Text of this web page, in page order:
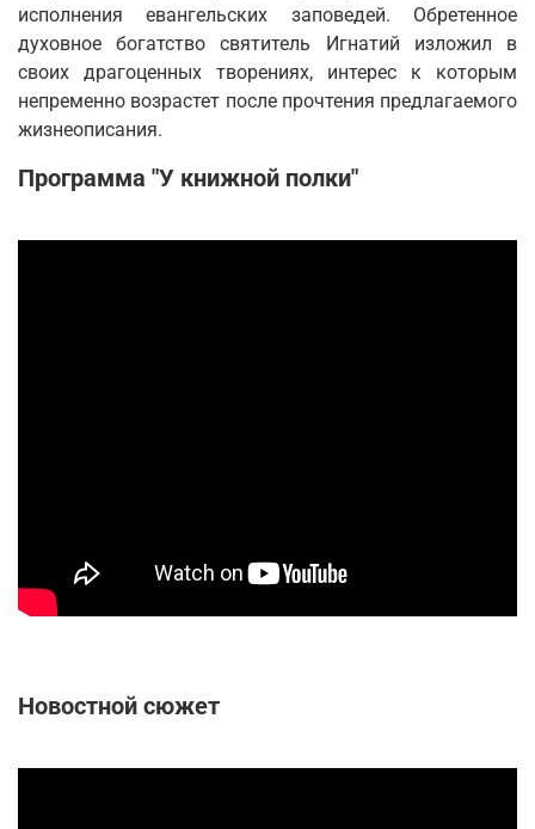
исполнения евангельских заповедей. Обретенное
духовное богатство святитель Игнатий изложил в
своих драгоценных творениях, интерес к которым
непременно возрастет после прочтения предлагаемого
жизнеописания.
Программа "У книжной полки"
Новостной сюжет